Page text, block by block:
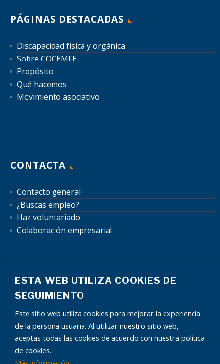
PÁGINAS DESTACADAS
Discapacidad física y orgánica
Sobre COCEMFE
Propósito
Qué hacemos
Movimiento asociativo
CONTACTA
Contacto general
¿Buscas empleo?
Haz voluntariado
Colaboración empresarial
Mapa del sitio Aviso Legal
Política de Privacidad
Política de Cookies
Autorización uso de datos
Condiciones publicidad
ESTA WEB UTILIZA COOKIES DE
SEGUIMIENTO
Este sitio web utiliza cookies para mejorar la experiencia
de la persona usuaria. Al utilizar nuestro sitio web,
aceptas todas las cookies de acuerdo con nuestra política
de cookies.